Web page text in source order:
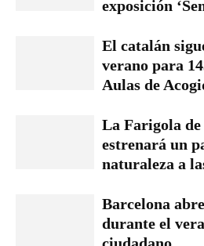
exposición
El catalán
verano para
Aulas de
La Farigola
estrenará un
naturaleza a
Barcelona
durante el